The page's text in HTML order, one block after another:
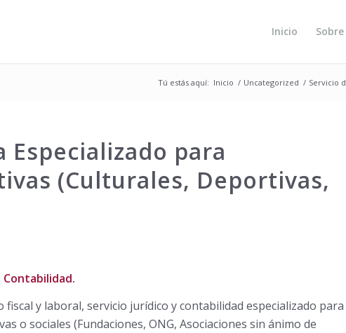
Inicio
Tú estás aquí: Inicio / Uncategorized / Servicio
Especializado para
(Culturales, Deportivas,
Contabilidad.
y laboral, servicio jurídico y contabilidad especializado para
o sociales (Fundaciones, ONG, Asociaciones sin ánimo de